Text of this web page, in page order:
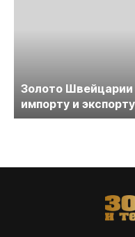
Золото
импорту и